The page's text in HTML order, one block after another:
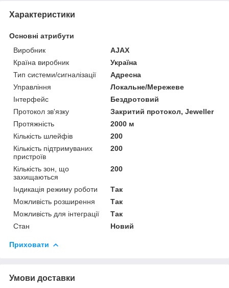
Характеристики
Основні атрибути
Виробник
AJAX
Країна виробник
Україна
Тип системи/сигналізації
Адресна
Управління
Локальне/Мережеве
Інтерфейс
Бездротовий
Протокол зв'язку
Закритий протокол, Jeweller
Протяжність
2000 м
Кількість шлейфів
200
Кількість підтримуваних
пристроїв
200
Кількість зон, що
захищаються
200
Індикація режиму роботи
Так
Можливість розширення
Так
Можливість для інтеграції
Так
Стан
Новий
Приховати
Умови доставки